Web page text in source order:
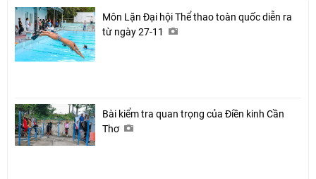
Môn Lặn Đại hội Thể thao toàn quốc diễn ra
từ ngày 27-11
Bài kiểm tra quan trọng của Điền kinh Cần
Thơ